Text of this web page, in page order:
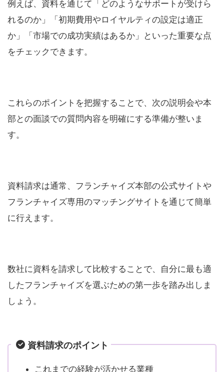
例えば、資料を通じて「どのようなサポートが受けら
れるのか」「初期費用やロイヤルティの設定は適正
か」「市場での成功実績はあるか」といった重要な点
をチェックできます。
これらのポイントを把握することで、次の説明会や本
部との面談での質問内容を明確にする準備が整いま
す。
資料請求は通常、フランチャイズ本部の公式サイトや
フランチャイズ専用のマッチングサイトを通じて簡単
に行えます。
数社に資料を請求して比較することで、自分に最も適
したフランチャイズを選ぶための第一歩を踏み出しま
しょう。
資料請求のポイント
これまでの経験が活かせる業種